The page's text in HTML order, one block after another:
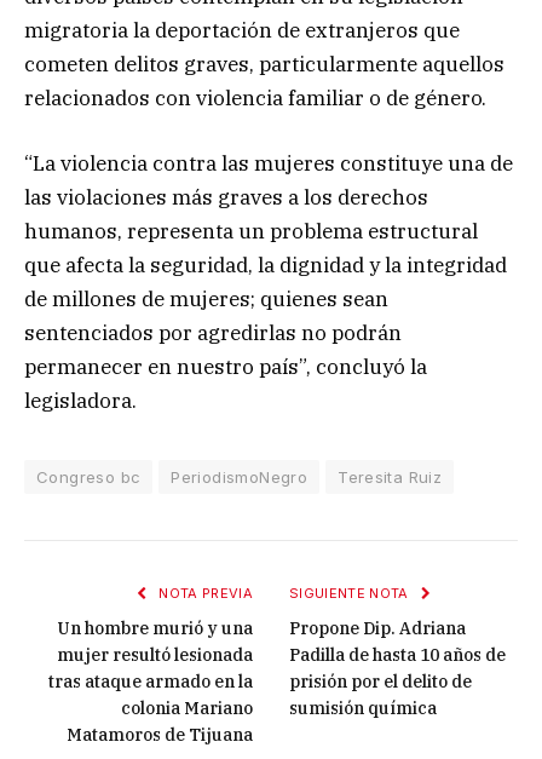
migratoria la deportación de extranjeros que
cometen delitos graves, particularmente aquellos
relacionados con violencia familiar o de género.
“La violencia contra las mujeres constituye una de
las violaciones más graves a los derechos
humanos, representa un problema estructural
que afecta la seguridad, la dignidad y la integridad
de millones de mujeres; quienes sean
sentenciados por agredirlas no podrán
permanecer en nuestro país”, concluyó la
legisladora.
Congreso bc PeriodismoNegro Teresita Ruiz
NOTA PREVIA
Un hombre murió y una
mujer resultó lesionada
tras ataque armado en la
colonia Mariano
Matamoros de Tijuana
SIGUIENTE NOTA
Propone Dip. Adriana
Padilla de hasta 10 años de
prisión por el delito de
sumisión química